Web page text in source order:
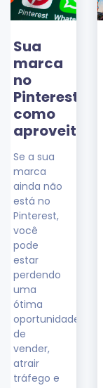
Place
branding:
destinos
tornam-
se
O place
branding
ou city
branding
é uma
estratégia
que
transforma
cidades
em
imaginários,
marcas.